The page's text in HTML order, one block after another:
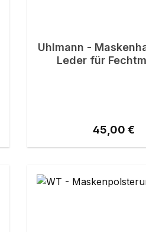
Uhlmann -
Leder für
Regulärer
45,00 €